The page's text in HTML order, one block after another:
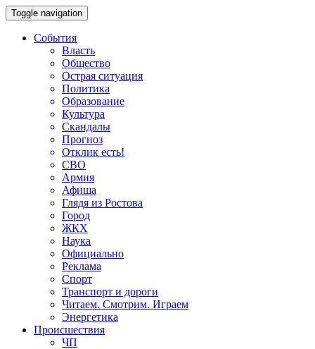
Toggle navigation
События
Власть
Общество
Острая ситуация
Политика
Образование
Культура
Скандалы
Прогноз
Отклик есть!
СВО
Армия
Афиша
Глядя из Ростова
Город
ЖКХ
Наука
Официально
Реклама
Спорт
Транспорт и дороги
Читаем. Смотрим. Играем
Энергетика
Происшествия
ЧП